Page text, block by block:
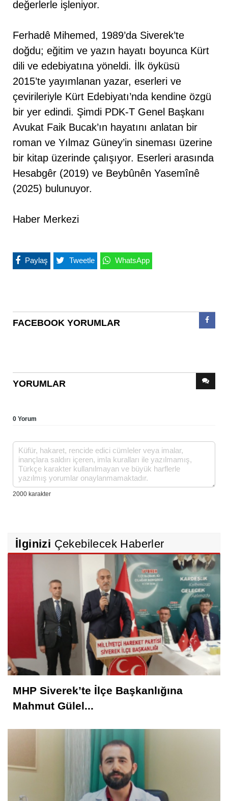
değerlerle işleniyor.
Ferhadê Mihemed, 1989’da Siverek’te
doğdu; eğitim ve yazın hayatı boyunca Kürt
dili ve edebiyatına yöneldi. İlk öyküsü
2015’te yayımlanan yazar, eserleri ve
çevirileriyle Kürt Edebiyatı’nda kendine özgü
bir yer edindi. Şimdi PDK-T Genel Başkanı
Avukat Faik Bucak’ın hayatını anlatan bir
roman ve Yılmaz Güney’in sineması üzerine
bir kitap üzerinde çalışıyor. Eserleri arasında
Hesabgêr (2019) ve Beybûnên Yasemînê
(2025) bulunuyor.
Haber Merkezi
Paylaş Tweetle WhatsApp
FACEBOOK YORUMLAR
YORUMLAR
0 Yorum
İlginizi Çekebilecek Haberler
MHP Siverek’te İlçe Başkanlığına
Mahmut Gülel...